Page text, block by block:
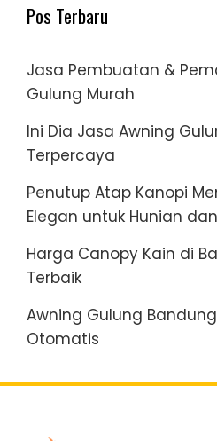
Pos Terbaru
Jasa Pembuatan &
Gulung Murah
Ini Dia Jasa Awning
Terpercaya
Penutup Atap Kanopi
Elegan untuk Hunian
Harga Canopy Kain di
Terbaik
Awning Gulung
Otomatis